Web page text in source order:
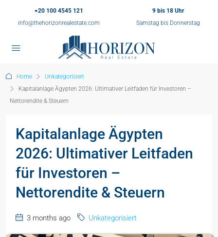
+20 100 4545 121
info@thehorizonrealestate.com
9 bis 18 Uhr
Samstag bis Donnerstag
Home
Unkategorisiert
Kapitalanlage Ägypten 2026: Ultimativer Leitfaden für Investoren –
Nettorendite & Steuern
Kapitalanlage Ägypten
2026: Ultimativer Leitfaden
für Investoren –
Nettorendite & Steuern
3 months ago Unkategorisiert